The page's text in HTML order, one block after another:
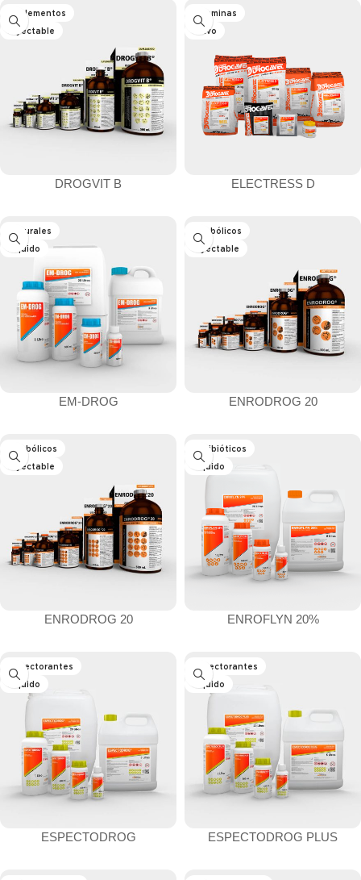
Suplementos
Inyectable
DROGVIT B
Vitaminas
Polvo
ELECTRESS D
Naturales
Líquido
EM-DROG
Anabólicos
Inyectable
ENRODROG 20
Anabólicos
Inyectable
ENRODROG 20
Antibióticos
Líquido
ENROFLYN 20%
Expectorantes
Líquido
ESPECTODROG
Expectorantes
Líquido
ESPECTODROG PLUS